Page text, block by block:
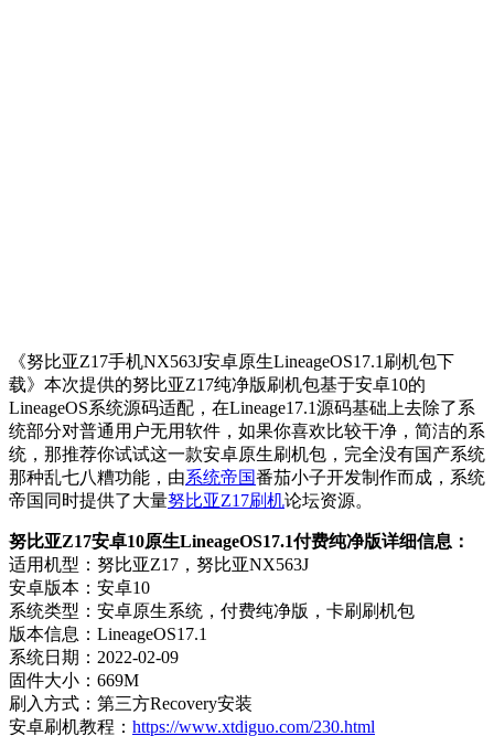
《努比亚Z17手机NX563J安卓原生LineageOS17.1刷机包下
载》本次提供的努比亚Z17纯净版刷机包基于安卓10的
LineageOS系统源码适配，在Lineage17.1源码基础上去除了系
统部分对普通用户无用软件，如果你喜欢比较干净，简洁的系
统，那推荐你试试这一款安卓原生刷机包，完全没有国产系统
那种乱七八糟功能，由系统帝国番茄小子开发制作而成，系统
帝国同时提供了大量努比亚Z17刷机论坛资源。
努比亚Z17安卓10原生LineageOS17.1付费纯净版详细信息：
适用机型：努比亚Z17，努比亚NX563J
安卓版本：安卓10
系统类型：安卓原生系统，付费纯净版，卡刷刷机包
版本信息：LineageOS17.1
系统日期：2022-02-09
固件大小：669M
刷入方式：第三方Recovery安装
安卓刷机教程： https://www.xtdiguo.com/230.html